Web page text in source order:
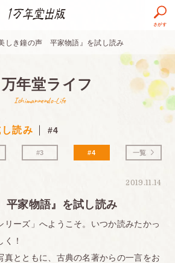
さがす
美しき鐘の声 平家物語』を試し読み
万年堂ライフ
Ichimannendo-Life
読み #4
#3 #4 一覧
2019.11.14
平家物語』を試し読み
リーズ」へようこそ。いつか読みたかっ
！
真とともに、古典の名著からの一言をお